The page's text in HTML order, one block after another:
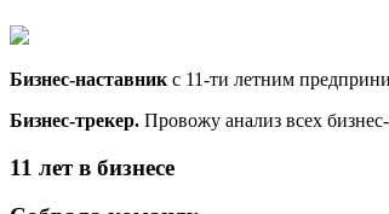
Бизнес-наставник с 11-ти летним
Бизнес-трекер. Провожу анализ всех
11 лет в бизнесе